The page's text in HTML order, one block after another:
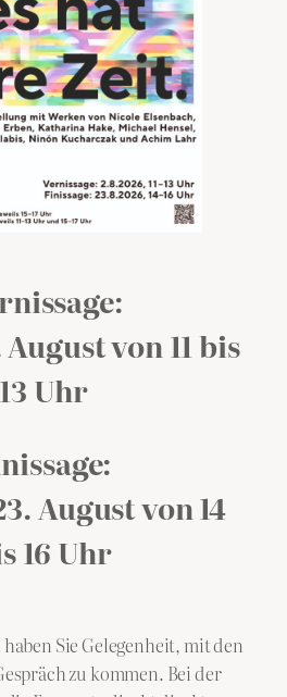
von 11 bis
13 Uhr
August von 14
16 Uhr
Sie Gelegenheit, mit den
zu kommen. Bei der